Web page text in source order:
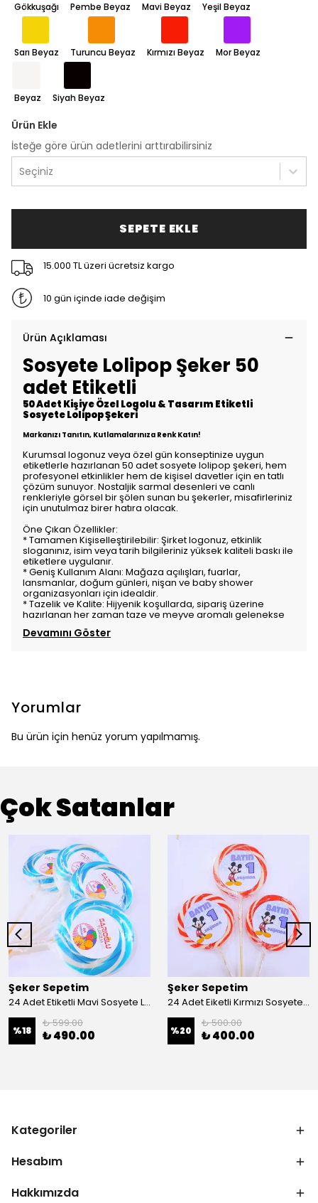
Gökkuşağı Pembe Beyaz Mavi Beyaz Yeşil Beyaz
Sarı Beyaz Turuncu Beyaz Kırmızı Beyaz Mor Beyaz
Beyaz Siyah Beyaz
Ürün Ekle
İsteğe göre ürün adetlerini arttırabilirsiniz
Seçiniz
SEPETE EKLE
15.000 TL üzeri ücretsiz kargo
10 gün içinde iade değişim
Ürün Açıklaması
Sosyete Lolipop Şeker 50
adet Etiketli
50 Adet Kişiye Özel Logolu & Tasarım Etiketli
Sosyete Lolipop Şekeri
Markanızı Tanıtın, Kutlamalarınıza Renk Katın!
Kurumsal logonuz veya özel gün konseptinize uygun
etiketlerle hazırlanan 50 adet sosyete lolipop şekeri, hem
profesyonel etkinlikler hem de kişisel davetler için en tatlı
çözüm sunuyor. Nostaljik sarmal desenleri ve canlı
renkleriyle görsel bir şölen sunan bu şekerler, misafirleriniz
için unutulmaz birer hatıra olacak.
Öne Çıkan Özellikler:
* Tamamen Kişiselleştirilebilir: Şirket logonuz, etkinlik
sloganınız, isim veya tarih bilgileriniz yüksek kaliteli baskı ile
etiketlere uygulanır.
* Geniş Kullanım Alanı: Mağaza açılışları, fuarlar,
lansmanlar, doğum günleri, nişan ve baby shower
organizasyonları için idealdir.
* Tazelik ve Kalite: Hijyenik koşullarda, sipariş üzerine
hazırlanan her zaman taze ve meyve aromalı gelenekse
Devamını Göster
Yorumlar
Bu ürün için henüz yorum yapılmamış.
Çok Satanlar
Şeker Sepetim
24 Adet Etiketli Mavi Sosyete Lolipop Şeker L211
%18
₺ 599.00
₺ 490.00
Şeker Sepetim
24 Adet Eiketli Kırmızı Sosyete Lolipop Bebek Şekeri 207
%20
₺ 500.00
₺ 400.00
Kategoriler
Hesabım
Hakkımızda